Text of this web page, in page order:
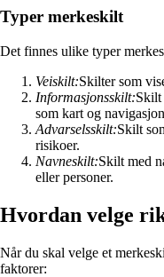
Typer merkeskilt
Det finnes ulike typer
Veiskilt:Skilter som
Informasjonsskilt:Skilt
som kart og
Advarselsskilt:Skilt
risikoer.
Navneskilt:Skilt med
eller personer.
Hvordan velge
Når du skal velge et
faktorer: